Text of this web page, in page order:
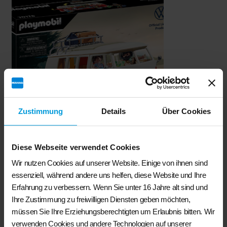
Zustimmung Details Über Cookies
Diese Webseite verwendet Cookies
Wir nutzen Cookies auf unserer Website. Einige von ihnen sind
essenziell, während andere uns helfen, diese Website und Ihre
Erfahrung zu verbessern. Wenn Sie unter 16 Jahre alt sind und
Ihre Zustimmung zu freiwilligen Diensten geben möchten,
müssen Sie Ihre Erziehungsberechtigten um Erlaubnis bitten. Wir
verwenden Cookies und andere Technologien auf unserer
€49,90
Weiterlesen